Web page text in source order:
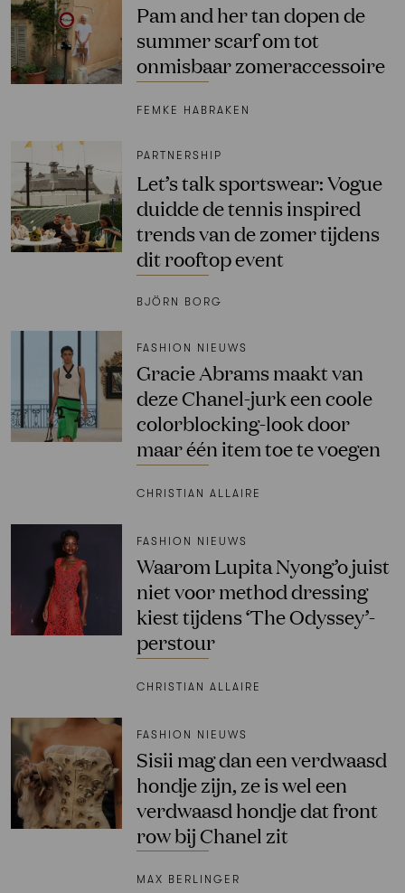
Pam and her tan dopen de
summer scarf om tot
onmisbaar zomeraccessoire
FEMKE HABRAKEN
PARTNERSHIP
Let’s talk sportswear: Vogue
duidde de tennis inspired
trends van de zomer tijdens
dit rooftop event
BJÖRN BORG
FASHION NIEUWS
Gracie Abrams maakt van
deze Chanel-jurk een coole
colorblocking-look door
maar één item toe te voegen
CHRISTIAN ALLAIRE
FASHION NIEUWS
Waarom Lupita Nyong’o juist
niet voor method dressing
kiest tijdens ‘The Odyssey’-
perstour
CHRISTIAN ALLAIRE
FASHION NIEUWS
Sisii mag dan een verdwaasd
hondje zijn, ze is wel een
verdwaasd hondje dat front
row bij Chanel zit
MAX BERLINGER